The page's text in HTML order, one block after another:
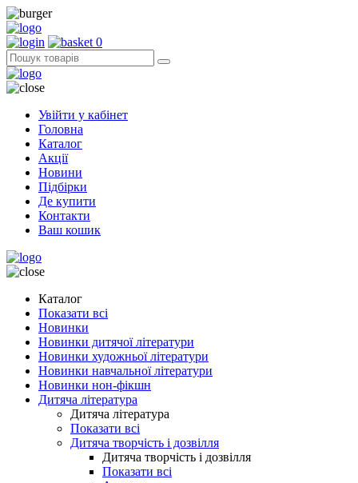
0
Увійти у кабінет
Головна
Каталог
Акції
Новини
Підбірки
Де купити
Контакти
Ваш кошик
Каталог
Показати всі
Новинки
Новинки дитячої літератури
Новинки художньої літератури
Новинки навчальної літератури
Новинки нон-фікшн
Дитяча література
Дитяча література
Показати всі
Дитяча творчість і дозвілля
Дитяча творчість і дозвілля
Показати всі